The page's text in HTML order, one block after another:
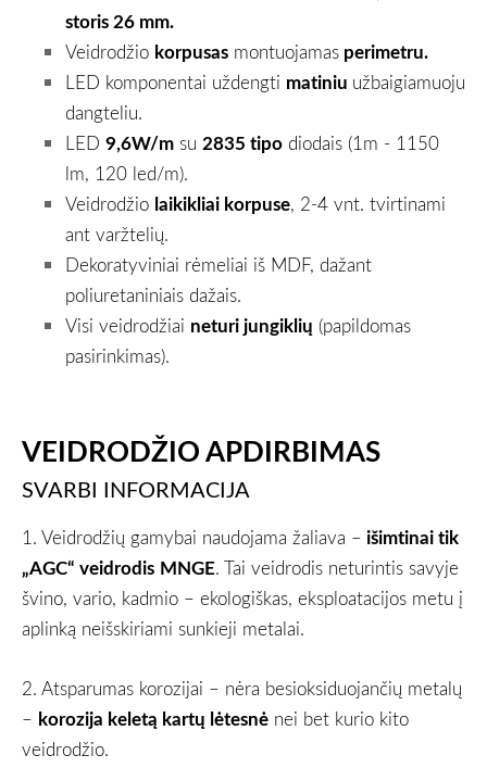
storis 26 mm.
Veidrodžio korpusas montuojamas perimetru.
LED komponentai uždengti matiniu užbaigiamuoju
dangteliu.
LED 9,6W/m su 2835 tipo diodais (1m - 1150
lm, 120 led/m).
Veidrodžio laikikliai korpuse, 2-4 vnt. tvirtinami
ant varžtelių.
Dekoratyviniai rėmeliai iš MDF, dažant
poliuretaniniais dažais.
Visi veidrodžiai neturi jungiklių (papildomas
pasirinkimas).
VEIDRODŽIO APDIRBIMAS
SVARBI INFORMACIJA
1. Veidrodžių gamybai naudojama žaliava – išimtinai tik
„AGC“ veidrodis MNGE. Tai veidrodis neturintis savyje
švino, vario, kadmio – ekologiškas, eksploatacijos metu į
aplinką neišskiriami sunkieji metalai.
2. Atsparumas korozijai – nėra besioksiduojančių metalų
– korozija keletą kartų lėtesnė nei bet kurio kito
veidrodžio.